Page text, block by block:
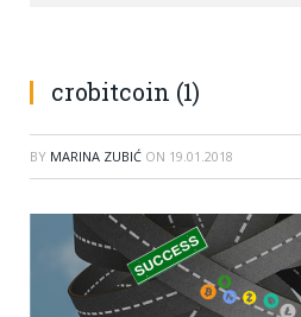
crobitcoin (1)
BY MARINA ZUBIĆ ON 19.01.2018